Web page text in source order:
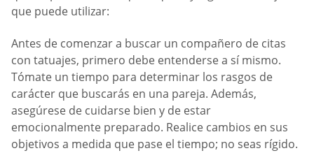
que puede utilizar:
Antes de comenzar a buscar un compañero de citas
con tatuajes, primero debe entenderse a sí mismo.
Tómate un tiempo para determinar los rasgos de
carácter que buscarás en una pareja. Además,
asegúrese de cuidarse bien y de estar
emocionalmente preparado. Realice cambios en sus
objetivos a medida que pase el tiempo; no seas rígido.